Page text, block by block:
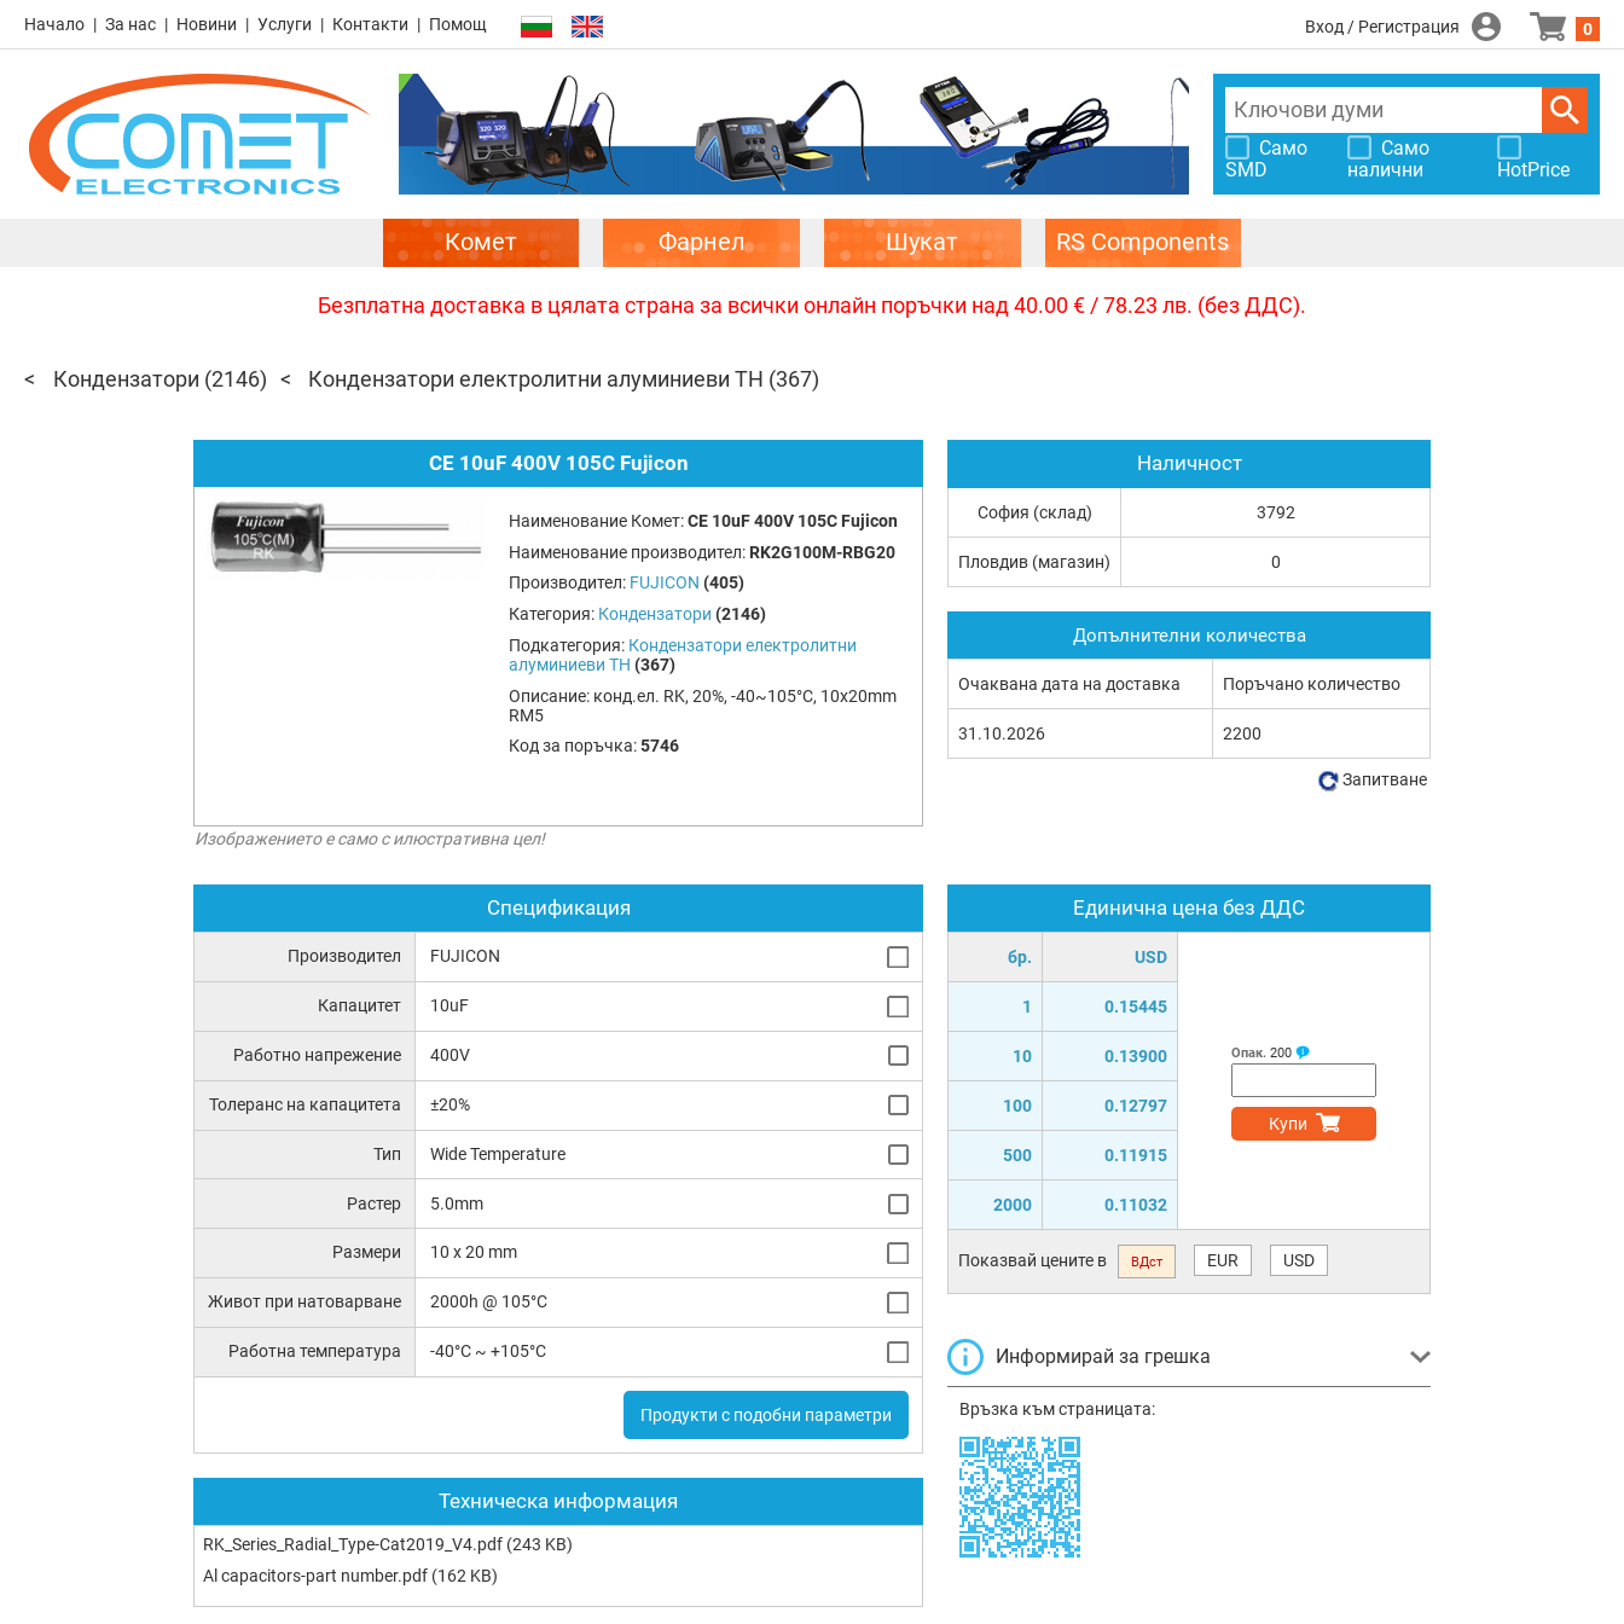
Начало За нас Новини Услуги Контакти Помощ Вход / Регистрация 0
Само
SMD
Само
налични
HotPrice
Комет Фарнел Шукат RS Components
Безплатна доставка в цялата страна за всички онлайн поръчки над 40.00 € / 78.23 лв. (без ДДС).
Кондензатори (2146) Кондензатори електролитни алуминиеви TH (367)
CE 10uF 400V 105C Fujicon
Наименование Комет:CE 10uF 400V 105C Fujicon
Наименование производител: RK2G100M-RBG20
Производител: FUJICON (405)
Категория: Кондензатори (2146)
Подкатегория: Кондензатори електролитни
алуминиеви TH (367)
Описание: конд.ел. RK, 20%, -40~105°C, 10x20mm
RM5
Код за поръчка:5746
Изображението е само с илюстративна цел!
Спецификация
Производител FUJICON
Капацитет 10uF
Работно напрежение 400V
Толеранс на капацитета ±20%
Тип Wide Temperature
Растер 5.0mm
Размери 10 x 20 mm
Живот при натоварване 2000h @ 105°C
Работна температура -40°C ~ +105°C
Продукти с подобни параметри
Техническа информация
RK_Series_Radial_Type-Cat2019_V4.pdf (243 KB)
Al capacitors-part number.pdf (162 KB)
Единична цена без ДДС
бр. USD
1 0.15445
10 0.13900
100 0.12797
500 0.11915
2000 0.11032
Опак. 200
Купи
Показвай цените в ВДст EUR USD
Информирай за грешка
Връзка към страницата:
Наличност
София (склад) 3792
Пловдив (магазин) 0
Допълнителни количества
Очаквана дата на доставка Поръчано количество
31.10.2026 2200
Запитване